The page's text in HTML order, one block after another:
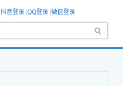
抖音登录 QQ登录 微信登录